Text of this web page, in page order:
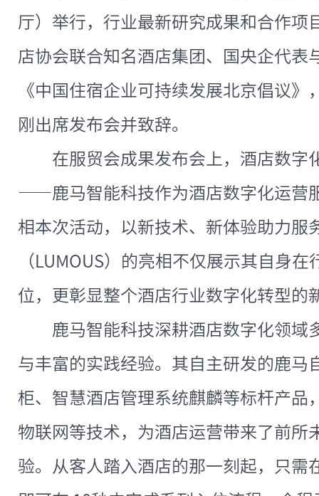
厅）举行，行业最新研究成果和合作项
店协会联合知名酒店集团、国央企代表
《中国住宿企业可持续发展北京倡议
刚出席发布会并致辞。
在服贸会成果发布会上，酒店数字
——鹿马智能科技作为酒店数字化运营
相本次活动，以新技术、新体验助力服
（LUMOUS）的亮相不仅展示其自身
位，更彰显整个酒店行业数字化转型的
鹿马智能科技深耕酒店数字化领域
与丰富的实践经验。其自主研发的鹿马
柜、智慧酒店管理系统麒麟等标杆产品
物联网等技术，为酒店运营带来了前所
验。从客人踏入酒店的那一刻起，只需